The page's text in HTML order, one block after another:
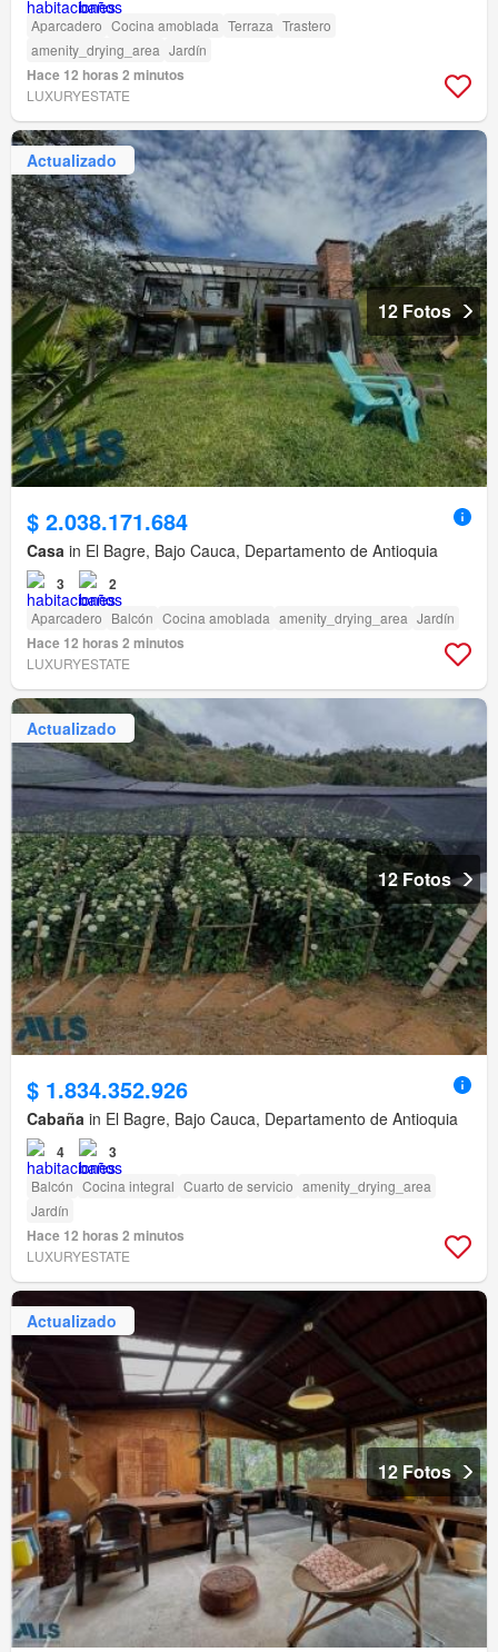
Aparcadero Cocina amoblada Terraza Trastero
amenity_drying_area Jardín
Hace 12 horas 2 minutos
LUXURYESTATE
Actualizado
12 Fotos
$ 2.038.171.684
Casa in El Bagre, Bajo Cauca, Departamento de Antioquia
3 2
Aparcadero Balcón Cocina amoblada amenity_drying_area Jardín
Hace 12 horas 2 minutos
LUXURYESTATE
Actualizado
12 Fotos
$ 1.834.352.926
Cabaña in El Bagre, Bajo Cauca, Departamento de Antioquia
4 3
Balcón Cocina integral Cuarto de servicio amenity_drying_area
Jardín
Hace 12 horas 2 minutos
LUXURYESTATE
Actualizado
12 Fotos